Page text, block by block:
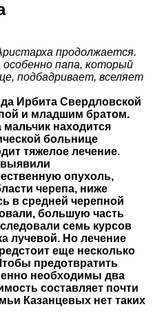
продолжается.
папа, который
подбадривает, вселяет
Ирбита Свердловской
и младшим братом.
находится
больнице
тяжелое лечение.
выявили
опухоль,
черепа, ниже
в средней черепной
большую часть
семь курсов
лучевой. Но лечение
еще несколько
предотвратить
необходимы два
составляет почти
Казанцевых нет таких